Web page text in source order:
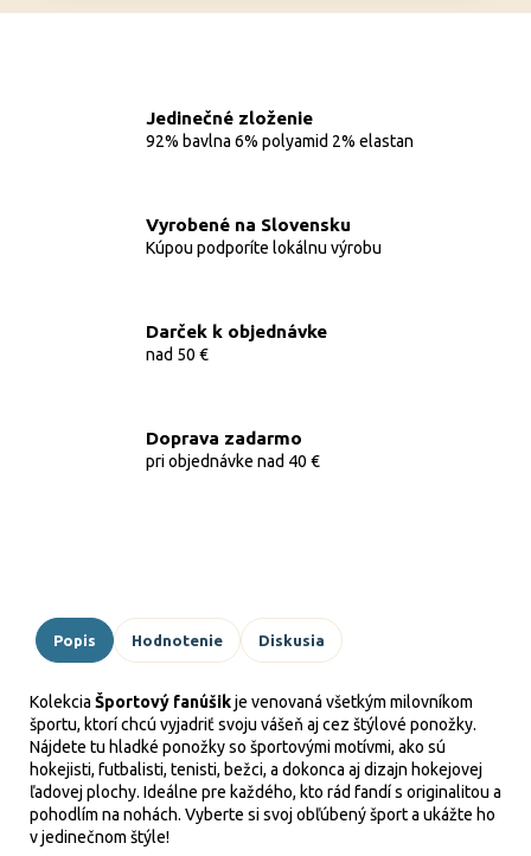
Jedinečné zloženie
92% bavlna 6% polyamid 2% elastan
Vyrobené na Slovensku
Kúpou podporíte lokálnu výrobu
Darček k objednávke
nad 50 €
Doprava zadarmo
pri objednávke nad 40 €
Popis Hodnotenie Diskusia
Kolekcia Športový fanúšikje venovaná všetkým milovníkom
športu, ktorí chcú vyjadriť svoju vášeň aj cez štýlové ponožky.
Nájdete tu hladké ponožky so športovými motívmi, ako sú
hokejisti, futbalisti, tenisti, bežci, a dokonca aj dizajn hokejovej
ľadovej plochy. Ideálne pre každého, kto rád fandí s originalitou a
pohodlím na nohách. Vyberte si svoj obľúbený šport a ukážte ho
v jedinečnom štýle!